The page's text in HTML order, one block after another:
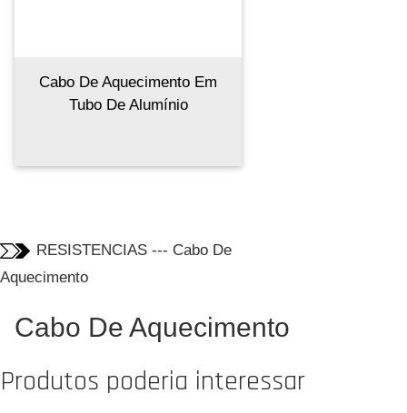
Cabo De Aquecimento Em
Tubo De Alumínio
RESISTENCIAS--- Cabo De
Aquecimento
Cabo De Aquecimento
Produtos poderia interessar